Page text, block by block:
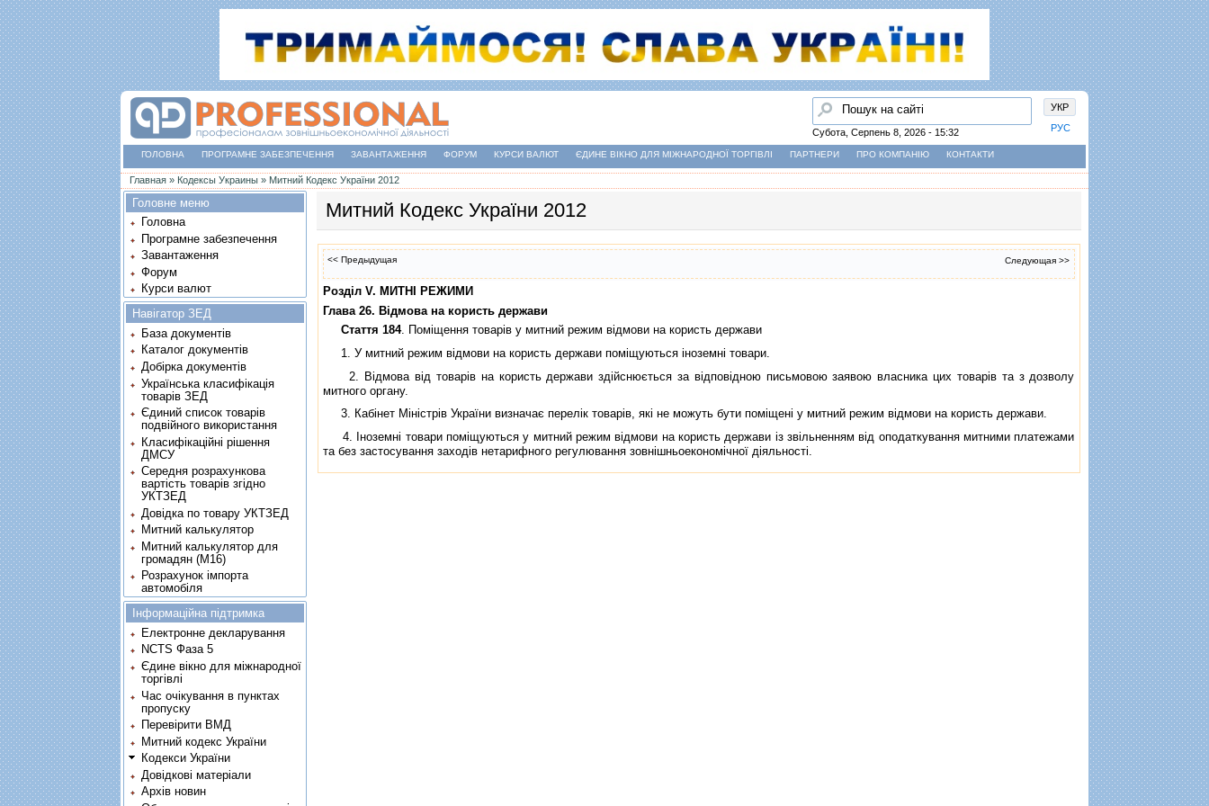
УКР
РУС
Пошук
Субота, Серпень 8, 2026 - 15:32
ГОЛОВНА ПРОГРАМНЕ ЗАБЕЗПЕЧЕННЯ ЗАВАНТАЖЕННЯ ФОРУМ КУРСИ ВАЛЮТ ЄДИНЕ ВІКНО ДЛЯ МІЖНАРОДНОЇ ТОРГІВЛІ ПАРТНЕРИ ПРО КОМПАНІЮ КОНТАКТИ
Ви є тут
Главная » Кодексы Украины » Митний Кодекс України 2012
Митний Кодекс України 2012
<< Предыдущая Следующая >>
Роздiл V. МИТНI РЕЖИМИ
Глава 26. Вiдмова на користь держави
Стаття 184. Помiщення товарiв у митний режим вiдмови на користь держави
1. У митний режим вiдмови на користь держави помiщуються iноземнi товари.
2. Вiдмова вiд товарiв на користь держави здiйснюється за вiдповiдною письмовою заявою власника цих товарiв та з дозволу
митного органу.
3. Кабiнет Мiнiстрiв України визначає перелiк товарiв, якi не можуть бути помiщенi у митний режим вiдмови на користь держави.
4. Iноземнi товари помiщуються у митний режим вiдмови на користь держави iз звiльненням вiд оподаткування митними платежами
та без застосування заходiв нетарифного регулювання зовнiшньоекономiчної дiяльностi.
Головне меню
Головна
Програмне забезпечення
Завантаження
Форум
Курси валют
Навігатор ЗЕД
База документів
Каталог документів
Добірка документів
Українська класифікація
товарів ЗЕД
Єдиний список товарів
подвійного використання
Класифікаційні рішення
ДМСУ
Середня розрахункова
вартість товарів згідно
УКТЗЕД
Довідка по товару УКТЗЕД
Митний калькулятор
Митний калькулятор для
громадян (М16)
Розрахунок імпорта
автомобіля
Інформаційна підтримка
Електронне декларування
NCTS Фаза 5
Єдине вікно для міжнародної
торгівлі
Час очікування в пунктах
пропуску
Перевірити ВМД
Митний кодекс України
Кодекси України
Довідкові матеріали
Архів новин